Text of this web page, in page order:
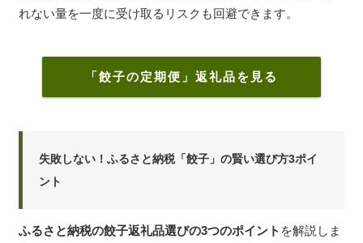
れない量を一度に受け取るリスクも回避できます。
「餃子の定期便」返礼品を見る
失敗しない！ふるさと納税「餃子」の賢い選び方3ポイ
ント
ふるさと納税の餃子返礼品選びの3つのポイント を解説しま